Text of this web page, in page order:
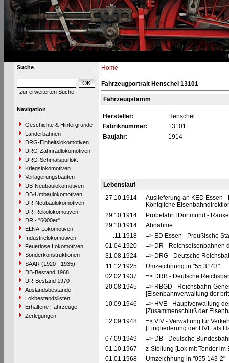
Suche
zur erweiterten Suche
Navigation
Geschichte & Hintergründe
Länderbahnen
DRG-Einheitslokomotiven
DRG-Zahnradlokomotiven
DRG-Schmalspurlok.
Kriegslokomotiven
Verlagerungsbauten
DB-Neubaulokomotiven
DB-Umbaulokomotiven
DR-Neubaulokomotiven
DR-Rekolokomotiven
DR - "6000er"
ELNA-Lokomotiven
Industrielokomotiven
Feuerlose Lokomotiven
Sonderkonstruktionen
SAAR (1920 - 1935)
DB-Bestand 1968
DR-Bestand 1970
Auslandsbestände
Lokbestandslisten
Erhaltene Fahrzeuge
Zerlegungen
Home
Fahrzeugportrait Henschel 13101
Fahrzeugstamm
Hersteller:
Henschel
Fabriknummer:
13101
Baujahr:
1914
Lebenslauf
27.10.1914
Auslieferung an KED Essen
Königliche
29.10.1914
Probefahrt [Dortmund -
29.10.1914
Abnahme
__.11.1918
=> ED Essen - Preußische
01.04.1920
=> DR - Reichseisenbahnen
31.08.1924
=> DRG - Deutsche
11.12.1925
Umzeichnung in "55 3143"
02.02.1937
=> DRB - Deutsche
20.08.1945
=> RBGD - Reichsbahn-
[Eisenbahnverwaltung der
10.09.1946
=> HVE - Hauptverwaltung
[Zusammenschluß der
12.09.1948
=> VfV - Verwaltung für
[Eingliederung der HVE als
07.09.1949
=> DB - Deutsche
01.10.1967
z-Stellung [Lok mit Tender im
01.01.1968
Umzeichnung in "055 143-2"